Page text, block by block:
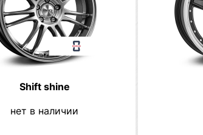
Shift shine
нет в наличии